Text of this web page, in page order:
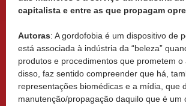
capitalista e entre as que propagam
Autoras: A gordofobia é um dispositivo de
está associada à indústria da “beleza”
produtos e procedimentos que prometem
disso, faz sentido compreender que há,
representações biomédicas e a mídia, que
manutenção/propagação daquilo que é